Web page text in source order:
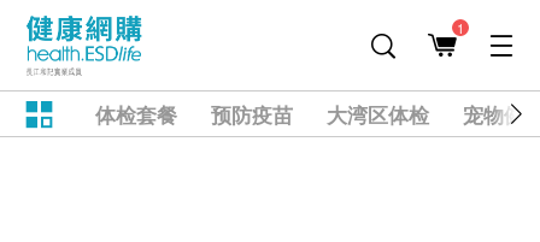
1
体检套餐 预防疫苗 大湾区体检 宠物健